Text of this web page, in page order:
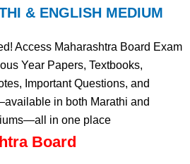
& ENGLISH MEDIUM
Access Maharashtra Board Exam
Year Papers, Textbooks,
Important Questions, and
in both Marathi and
in one place
Board